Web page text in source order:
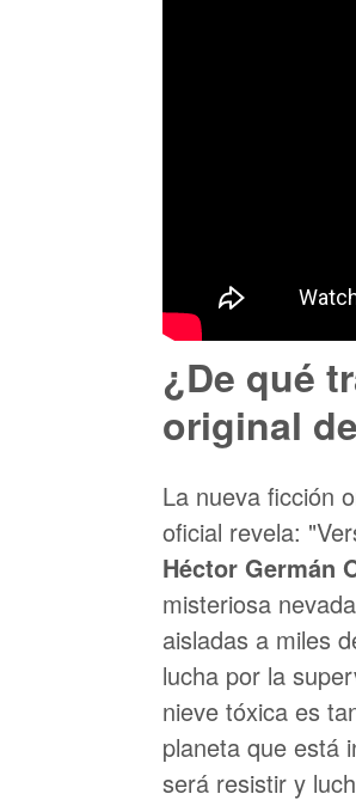
¿De qué
original
La nueva ficción
oficial revela:
Héctor Germán
misteriosa
aisladas a miles
lucha por la
nieve tóxica es
planeta que está
será resistir y